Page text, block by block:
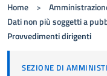
ISCRITTO
Home >
Dati non più soggetti a
Provvedimenti dirigenti
SEZIONE DI